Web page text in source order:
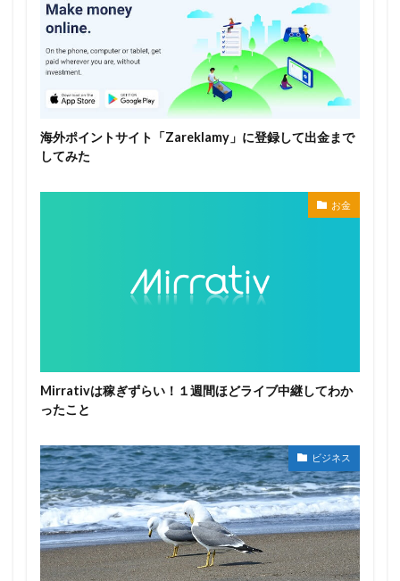
海外ポイントサイト「Zareklamy」に登録して出金まで
してみた
お金
Mirrativは稼ぎずらい！１週間ほどライブ中継してわか
ったこと
ビジネス